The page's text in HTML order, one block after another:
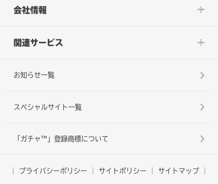
会社情報
関連サービス
お知らせ一覧
スペシャルサイト一覧
「ガチャ™」登録商標について
プライバシーポリシー サイトポリシー サイトマップ